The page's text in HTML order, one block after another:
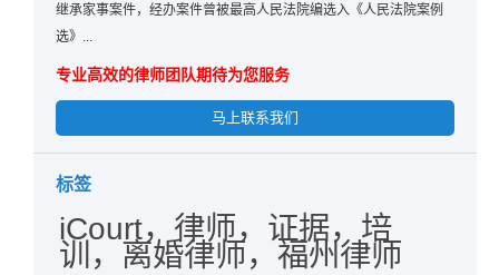
继承家事案件，经办案件曾被最高人民法院编选入《人民法院案例
选》...
专业高效的律师团队期待为您服务
马上联系我们
标签
iCourt，律师，证据，培
训，离婚律师，福州律师